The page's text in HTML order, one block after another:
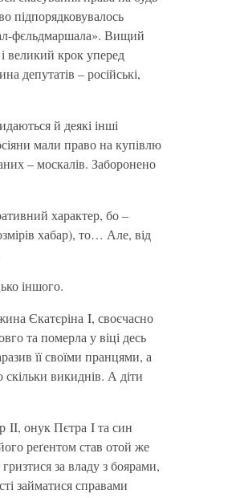
підпорядковувалось
фєльдмаршала». Вищий
і великий крок уперед
депутатів – російські,
й деякі інші
мали право на купівлю
– москалів. Заборонено
характер, бо –
хабар), то… Але, від
іншого.
Єкатєріна I, своєчасно
та померла у віці десь
її своїми пранцями, а
викиднів. А діти
II, онук Пєтра I та син
реґентом став отой же
за владу з боярами,
займатися справами